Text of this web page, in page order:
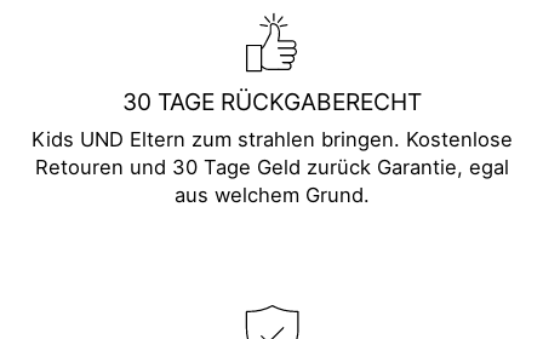
30 TAGE RÜCKGABERECHT
Kids UND Eltern zum strahlen bringen. Kostenlose
Retouren und 30 Tage Geld zurück Garantie, egal
aus welchem Grund.